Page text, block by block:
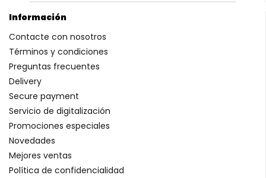
Información
Contacte con nosotros
Términos y condiciones
Preguntas frecuentes
Delivery
Secure payment
Servicio de digitalización
Promociones especiales
Novedades
Mejores ventas
Política de confidencialidad